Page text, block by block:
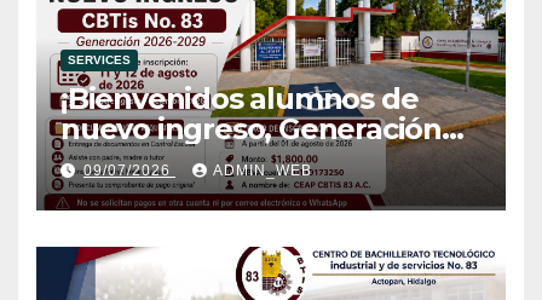
SERVICES
¡Bienvenidos alumnos de
nuevo ingreso, Generación
2026-2029!
09/07/2026 ADMIN_WEB